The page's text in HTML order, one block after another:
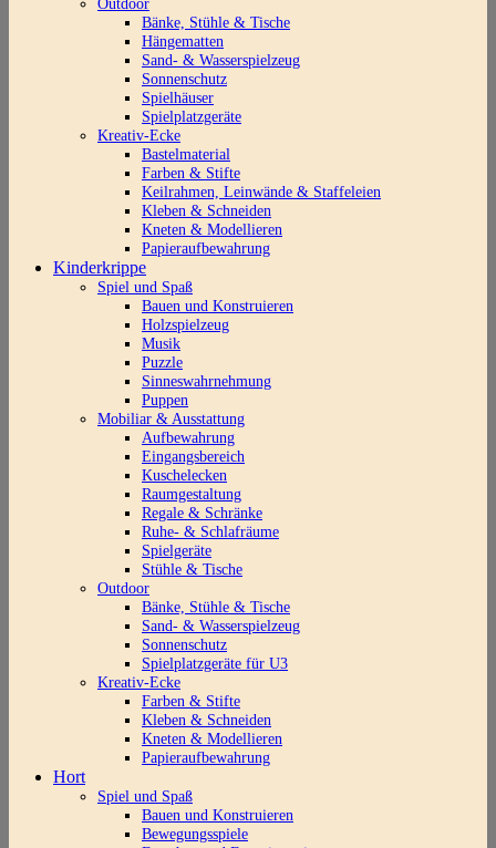
Bänke, Stühle & Tische
Hängematten
Sand- & Wasserspielzeug
Sonnenschutz
Spielhäuser
Spielplatzgeräte
Kreativ-Ecke
Bastelmaterial
Farben & Stifte
Keilrahmen, Leinwände & Staffeleien
Kleben & Schneiden
Kneten & Modellieren
Papieraufbewahrung
Kinderkrippe
Spiel und Spaß
Bauen und Konstruieren
Holzspielzeug
Musik
Puzzle
Sinneswahrnehmung
Puppen
Mobiliar & Ausstattung
Aufbewahrung
Eingangsbereich
Kuschelecken
Raumgestaltung
Regale & Schränke
Ruhe- & Schlafräume
Spielgeräte
Stühle & Tische
Outdoor
Bänke, Stühle & Tische
Sand- & Wasserspielzeug
Sonnenschutz
Spielplatzgeräte für U3
Kreativ-Ecke
Farben & Stifte
Kleben & Schneiden
Kneten & Modellieren
Papieraufbewahrung
Hort
Spiel und Spaß
Bauen und Konstruieren
Bewegungsspiele